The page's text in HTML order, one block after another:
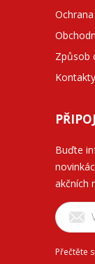
Způsob
Kontakty
Buďte
akčních
Přečtěte